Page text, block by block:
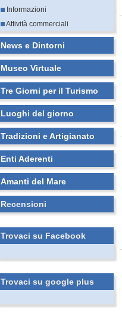
Informazioni
Attività commerciali
News e Dintorni
Museo Virtuale
Tre Giorni per il Turismo
Luoghi del giorno
Tradizioni e Artigianato
Enti Aderenti
Amanti del Mare
Recensioni
Trovaci su Facebook
Trovaci su google plus